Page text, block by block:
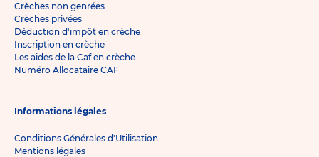
Crèches non genrées
Crèches privées
Déduction d'impôt en crèche
Inscription en crèche
Les aides de la Caf en crèche
Numéro Allocataire CAF
Informations légales
Conditions Générales d'Utilisation
Mentions légales